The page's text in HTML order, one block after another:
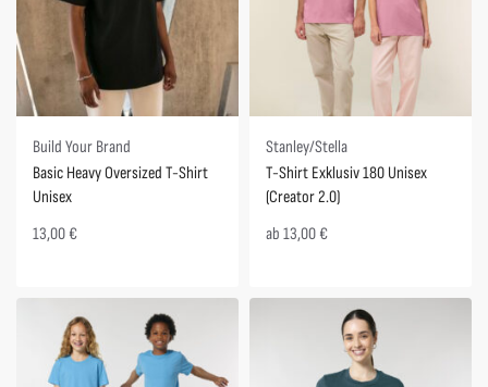
Build Your Brand
Basic Heavy Oversized T-Shirt
Unisex
13,00 €
Stanley/Stella
T-Shirt Exklusiv 180 Unisex
(Creator 2.0)
ab 13,00 €